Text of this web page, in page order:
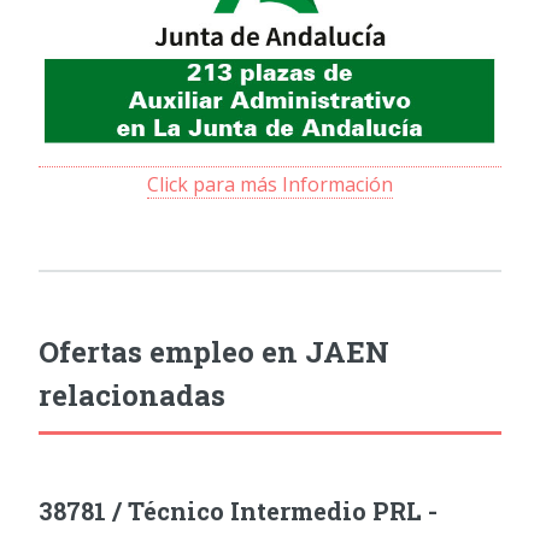
Click para más Información
Ofertas empleo en JAEN
relacionadas
38781 / Técnico Intermedio PRL -